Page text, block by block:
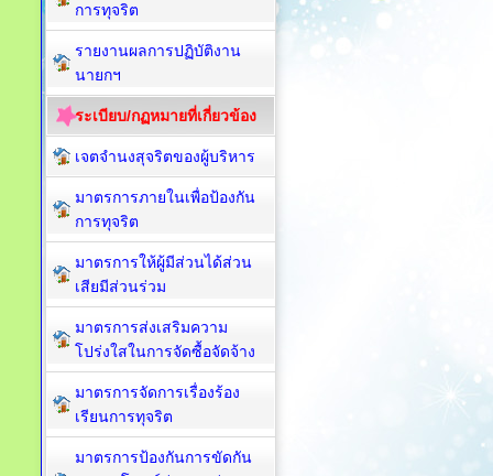
การทุจริต
รายงานผลการปฏิบัติงาน
นายกฯ
ระเบียบ/กฏหมายที่เกี่ยวข้อง
เจตจำนงสุจริตของผู้บริหาร
มาตรการภายในเพื่อป้องกัน
การทุจริต​
มาตรการให้ผู้มีส่วนได้ส่วน
เสียมีส่วนร่วม
มาตรการส่งเสริมความ
โปร่งใสในการจัดซื้อจัดจ้าง
มาตรการจัดการเรื่องร้อง
เรียนการทุจริต
มาตรการป้องกันการขัดกัน